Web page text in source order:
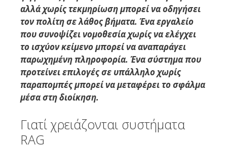
αλλά χωρίς τεκμηρίωση μπορεί να οδηγήσει
τον πολίτη σε λάθος βήματα. Ένα εργαλείο
που συνοψίζει νομοθεσία χωρίς να ελέγχει
το ισχύον κείμενο μπορεί να αναπαράγει
παρωχημένη πληροφορία. Ένα σύστημα που
προτείνει επιλογές σε υπάλληλο χωρίς
παραπομπές μπορεί να μεταφέρει το σφάλμα
μέσα στη διοίκηση.
Γιατί χρειάζονται συστήματα
RAG